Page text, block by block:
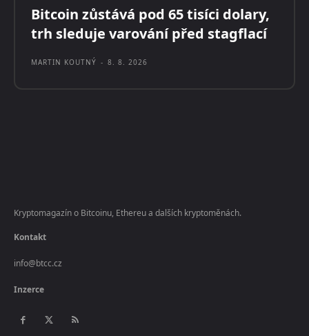
Bitcoin zůstává pod 65 tisíci dolary,
trh sleduje varování před stagflací
MARTIN KOUTNÝ - 8. 8. 2026
Kryptomagazín o Bitcoinu, Ethereu a dalších kryptoměnách.
Kontakt
info@btcc.cz
Inzerce